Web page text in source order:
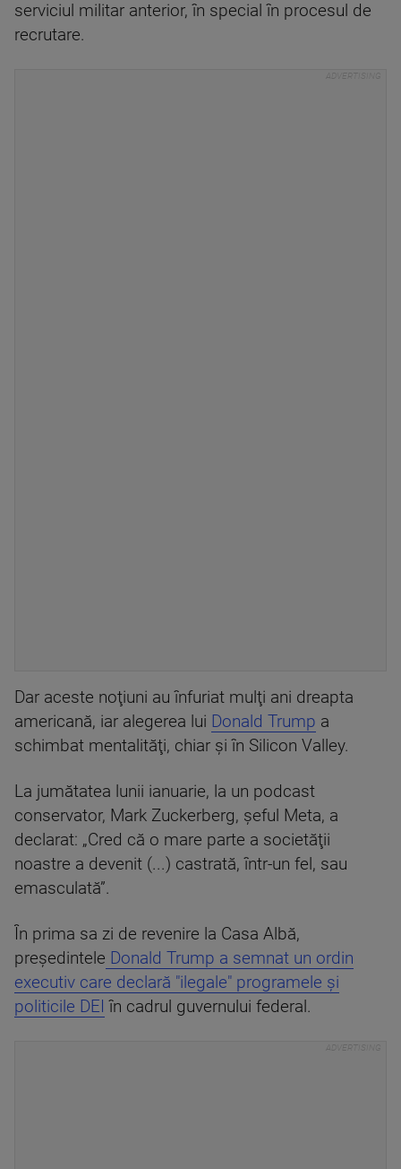
serviciul militar anterior, în special în procesul de
recrutare.
Dar aceste noţiuni au înfuriat mulţi ani dreapta
americană, iar alegerea lui Donald Trump a
schimbat mentalităţi, chiar şi în Silicon Valley.
La jumătatea lunii ianuarie, la un podcast
conservator, Mark Zuckerberg, şeful Meta, a
declarat: „Cred că o mare parte a societăţii
noastre a devenit (...) castrată, într-un fel, sau
emasculată”.
În prima sa zi de revenire la Casa Albă,
preşedintele Donald Trump a semnat un ordin
executiv care declară "ilegale" programele şi
politicile DEI în cadrul guvernului federal.